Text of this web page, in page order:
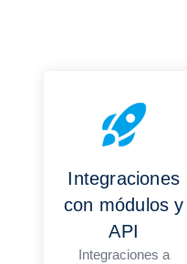
Integraciones
con módulos y
API
Integraciones a